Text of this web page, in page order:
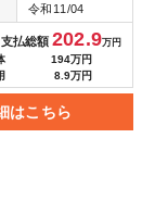
令和11/04
支払総額202.9万円
194万円
8.9万円
はこちら